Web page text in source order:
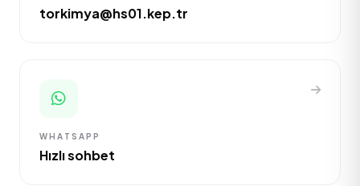
torkimya@hs01.kep.tr
WHATSAPP
Hızlı sohbet